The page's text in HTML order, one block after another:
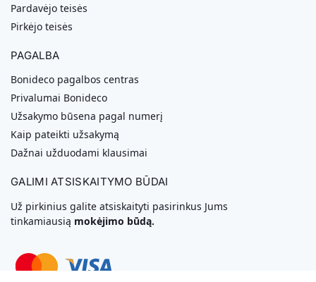
Pardavėjo teisės
Pirkėjo teisės
PAGALBA
Bonideco pagalbos centras
Privalumai Bonideco
Užsakymo būsena pagal numerį
Kaip pateikti užsakymą
Dažnai užduodami klausimai
GALIMI ATSISKAITYMO BŪDAI
Už pirkinius galite atsiskaityti pasirinkus Jums
tinkamiausią mokėjimo būdą.